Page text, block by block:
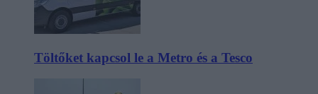
Töltőket kapcsol le a Metro és a Tesco